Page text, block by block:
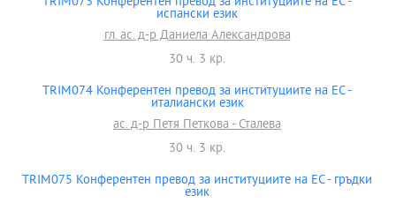
испански език
гл. ас. д-р Даниела Александрова
30 ч. 3 кр.
TRIM074 Конферентен превод за институциите на ЕС -
италиански език
ас. д-р Петя Петкова - Сталева
30 ч. 3 кр.
TRIM075 Конферентен превод за институциите на ЕС - гръдки
език